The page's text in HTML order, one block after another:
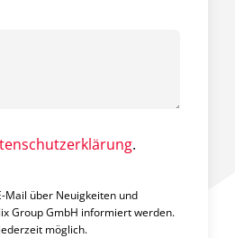
.
Mail über Neuigkeiten und
Group GmbH informiert werden.
möglich.